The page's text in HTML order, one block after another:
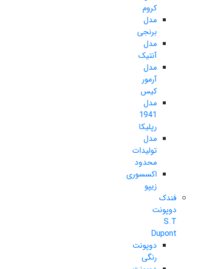
کروم
مدل
برنجی
مدل
آنتیک
مدل
آرمور
کیس
مدل
1941
رپلیکا
مدل
تولیدات
محدود
اکسسوری
زیپو
فندک
دوپونت
S.T
Dupont
دوپونت
رنگی